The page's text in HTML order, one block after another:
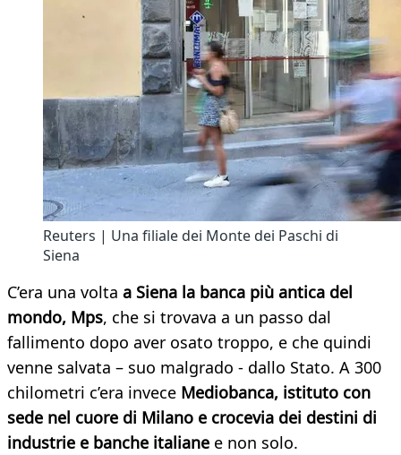
Reuters | Una filiale dei Monte dei Paschi di
Siena
C’era una volta a Siena la banca più antica del
mondo, Mps, che si trovava a un passo dal
fallimento dopo aver osato troppo, e che quindi
venne salvata – suo malgrado - dallo Stato. A 300
chilometri c’era invece Mediobanca, istituto con
sede nel cuore di Milano e crocevia dei destini di
industrie e banche italiane e non solo.